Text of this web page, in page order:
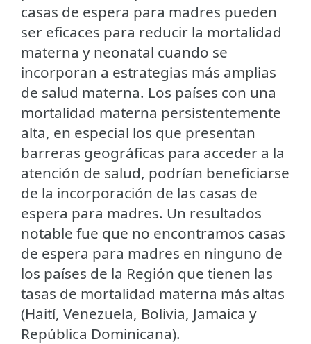
casas de espera para madres pueden
ser eficaces para reducir la mortalidad
materna y neonatal cuando se
incorporan a estrategias más amplias
de salud materna. Los países con una
mortalidad materna persistentemente
alta, en especial los que presentan
barreras geográficas para acceder a la
atención de salud, podrían beneficiarse
de la incorporación de las casas de
espera para madres. Un resultados
notable fue que no encontramos casas
de espera para madres en ninguno de
los países de la Región que tienen las
tasas de mortalidad materna más altas
(Haití, Venezuela, Bolivia, Jamaica y
República Dominicana).